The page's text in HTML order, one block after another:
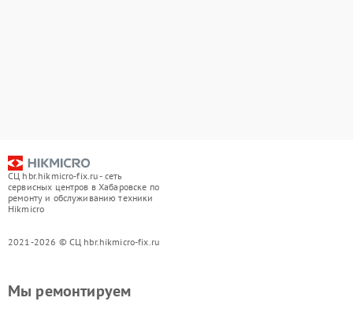
СЦ hbr.hikmicro-fix.ru - сеть
сервисных центров в Хабаровске по
ремонту и обслуживанию техники
Hikmicro
2021-2026 © СЦ hbr.hikmicro-fix.ru
Мы ремонтируем